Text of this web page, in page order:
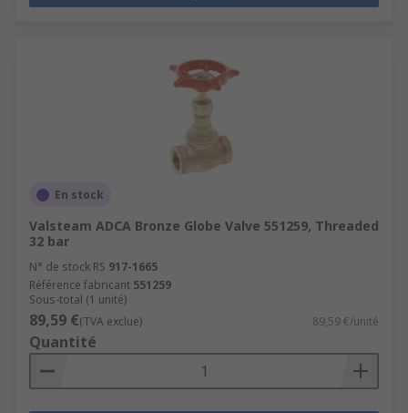
En stock
Valsteam ADCA Bronze Globe Valve 551259, Threaded
32 bar
N° de stock RS 917-1665
Référence fabricant 551259
Sous-total (1 unité)
89,59 €(TVA exclue) 89,59 €/unité
Quantité